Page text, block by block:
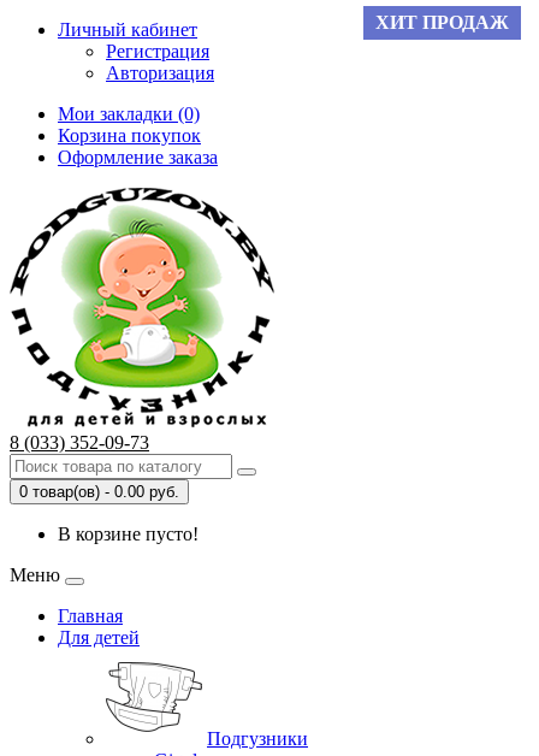
Личный кабинет
Регистрация
Авторизация
Мои закладки (0)
Корзина покупок
Оформление заказа
8 (033) 352-09-73
0 товар(ов) - 0.00 руб.
В корзине пусто!
Меню
Главная
Для детей
Подгузники
ХИТ ПРОДАЖ